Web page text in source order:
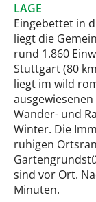
LAGE
Eingebettet in
liegt die
rund 1.860
Stuttgart (80
liegt im wild
Wander- und
Winter. Die
ruhigen
sind vor Ort.
Minuten.